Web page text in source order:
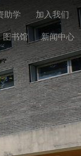
助学 加入我们
图书馆 新闻中心